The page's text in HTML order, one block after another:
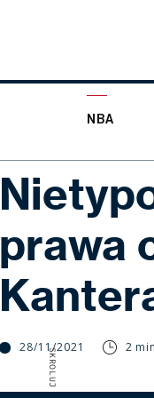
NBA
prawa
28/11/2021 2